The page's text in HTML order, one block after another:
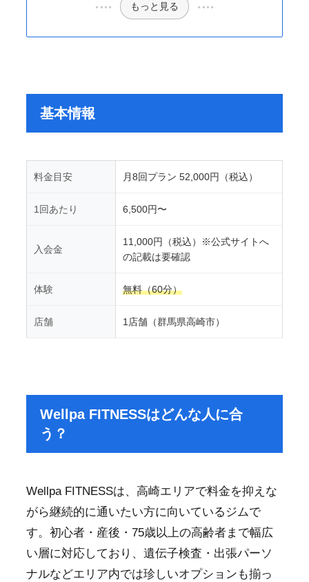
もっと見る
基本情報
料金目安 月8回プラン 52,000円（税込）
1回あたり 6,500円〜
入会金
11,000円（税込）※公式サイトへ
の記載は要確認
体験 無料（60分）
店舗 1店舗（群馬県高崎市）
Wellpa FITNESSはどんな人に合
う？
Wellpa FITNESSは、高崎エリアで料金を抑えな
がら継続的に通いたい方に向いているジムで
す。初心者・産後・75歳以上の高齢者まで幅広
い層に対応しており、遺伝子検査・出張パーソ
ナルなどエリア内では珍しいオプションも揃っ